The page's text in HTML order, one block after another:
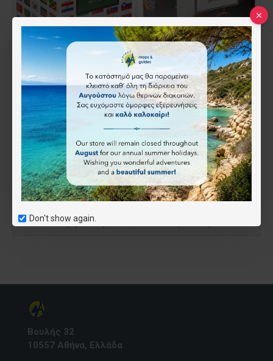
Don't show again.
ΠΑΖ΄Λ ΜΕ ΣΗΜΑΙΕΣ 100 ΚΟΜΜΑΤΙΑ
15.00€
Άμεση αγορά
Παζλ Ηλιακό Σύστημα 100 κομματιών σε κύβο
15.00€
Άμεση αγορά
Εμφάνιση 1 έως 4 από 4 (1 Σελ.)
Βουλής 32
10557 Αθήνα, Ελλάδα